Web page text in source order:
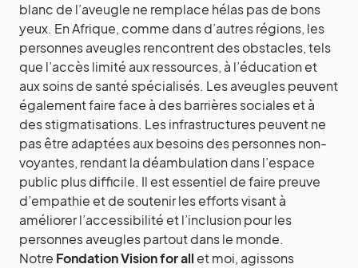
blanc de l’aveugle ne remplace hélas pas de bons
yeux. En Afrique, comme dans d’autres régions, les
personnes aveugles rencontrent des obstacles, tels
que l’accès limité aux ressources, à l’éducation et
aux soins de santé spécialisés. Les aveugles peuvent
également faire face à des barrières sociales et à
des stigmatisations. Les infrastructures peuvent ne
pas être adaptées aux besoins des personnes non-
voyantes, rendant la déambulation dans l’espace
public plus difficile. Il est essentiel de faire preuve
d’empathie et de soutenir les efforts visant à
améliorer l’accessibilité et l’inclusion pour les
personnes aveugles partout dans le monde.
Notre Fondation Vision for all et moi, agissons